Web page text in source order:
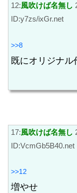
12:風吹けば名無し
ID:y7zs/ixGr.net
>>8
既にオリジナ
17:風吹けば名無し
ID:VcmGb5B40.net
>>12
増やせ